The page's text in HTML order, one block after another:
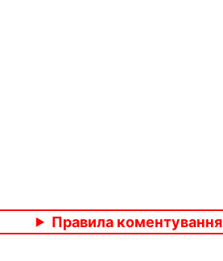
Правила коментування